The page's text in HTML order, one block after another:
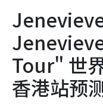
Tour" 世
香港站预